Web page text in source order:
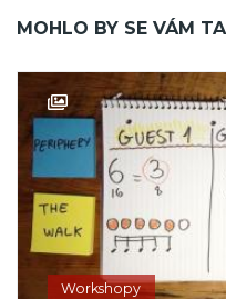
MOHLO BY SE VÁM
Workshopy